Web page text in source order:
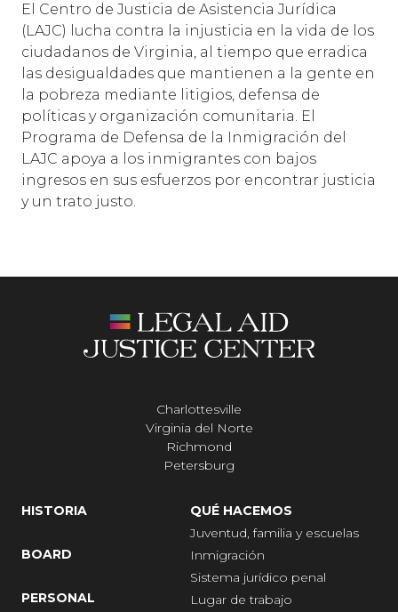
El Centro de Justicia de Asistencia Jurídica
(LAJC) lucha contra la injusticia en la vida de los
ciudadanos de Virginia, al tiempo que erradica
las desigualdades que mantienen a la gente en
la pobreza mediante litigios, defensa de
políticas y organización comunitaria. El
Programa de Defensa de la Inmigración del
LAJC apoya a los inmigrantes con bajos
ingresos en sus esfuerzos por encontrar justicia
y un trato justo.
Charlottesville
Virginia del Norte
Richmond
Petersburg
HISTORIA
BOARD
PERSONAL
QUÉ HACEMOS
Juventud, familia y escuelas
Inmigración
Sistema jurídico penal
Lugar de trabajo